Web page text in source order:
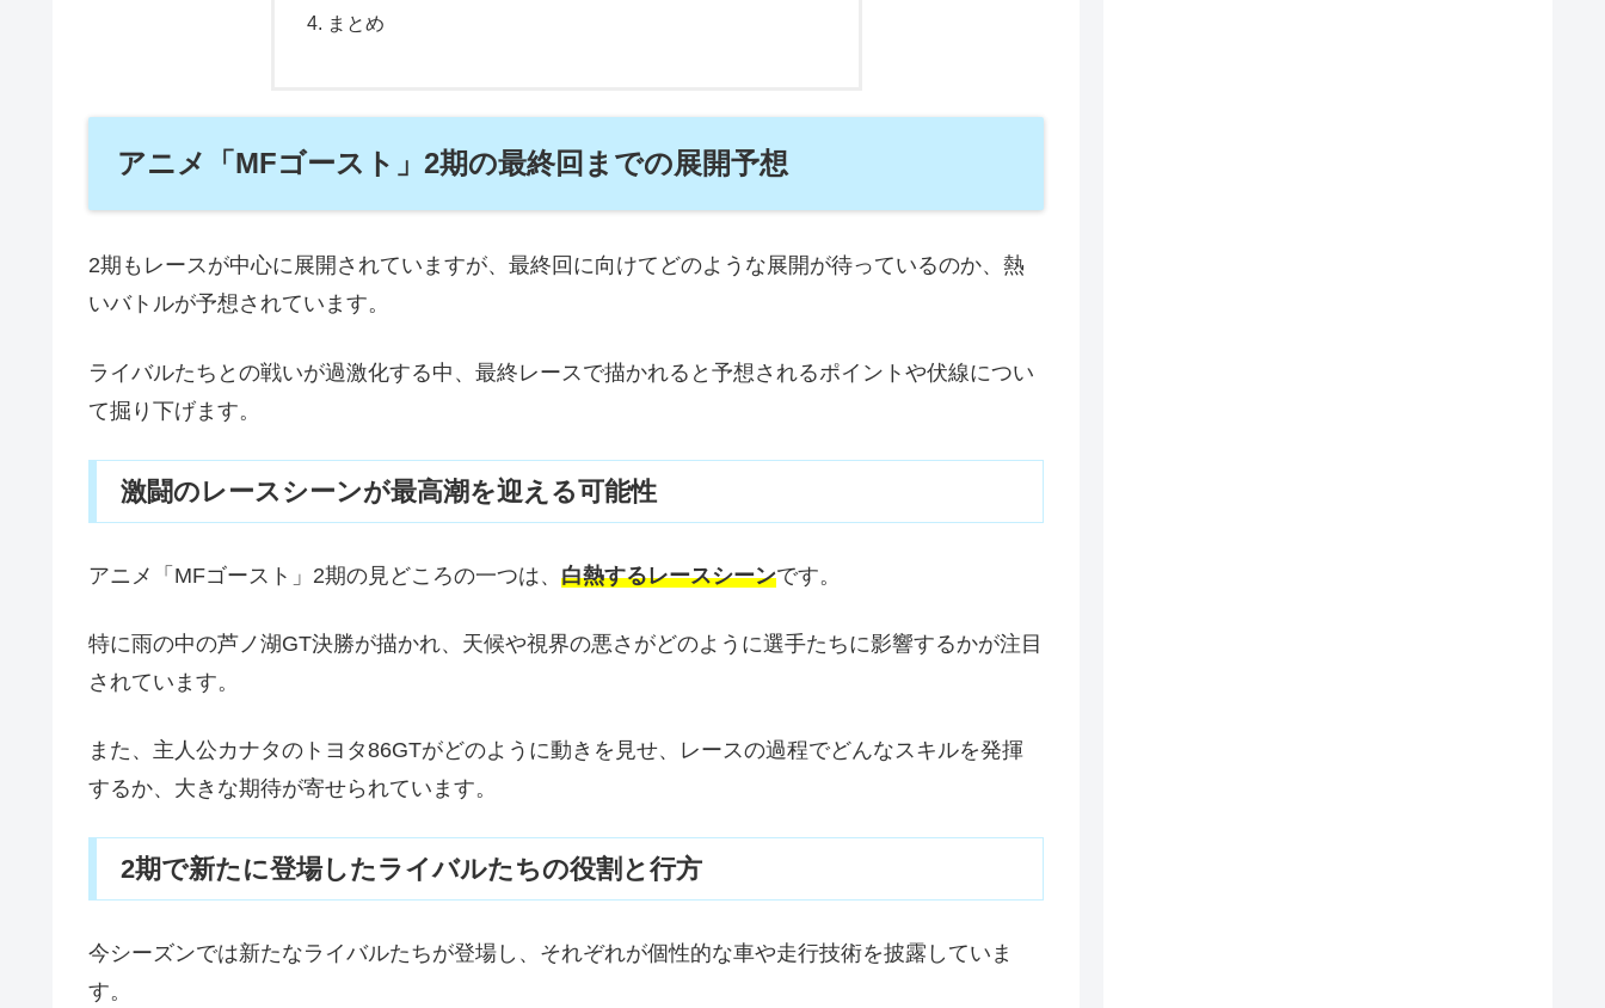
まとめ
アニメ「MFゴースト」2期の最終回までの展開予想
2期もレースが中心に展開されていますが、最終回に向けてどのような展開が待っているのか、熱
いバトルが予想されています。
ライバルたちとの戦いが過激化する中、最終レースで描かれると予想されるポイントや伏線につい
て掘り下げます。
激闘のレースシーンが最高潮を迎える可能性
アニメ「MFゴースト」2期の見どころの一つは、 白熱するレースシーンです。
特に雨の中の芦ノ湖GT決勝が描かれ、天候や視界の悪さがどのように選手たちに影響するかが注目
されています。
また、主人公カナタのトヨタ86GTがどのように動きを見せ、レースの過程でどんなスキルを発揮
するか、大きな期待が寄せられています。
2期で新たに登場したライバルたちの役割と行方
今シーズンでは新たなライバルたちが登場し、それぞれが個性的な車や走行技術を披露していま
す。